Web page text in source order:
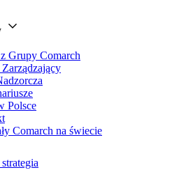
z Grupy Comarch
Zarządzający
Polsce
Comarch na świecie